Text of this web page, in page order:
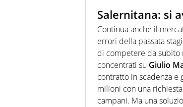
Salernitana: si
Continua anche il
errori della passata
di competere da subito
concentrati su Giulio
contratto in scadenza e
milioni con una
campani. Ma una